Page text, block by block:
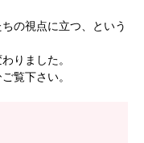
の視点に立つ、という
りました。
覧下さい。